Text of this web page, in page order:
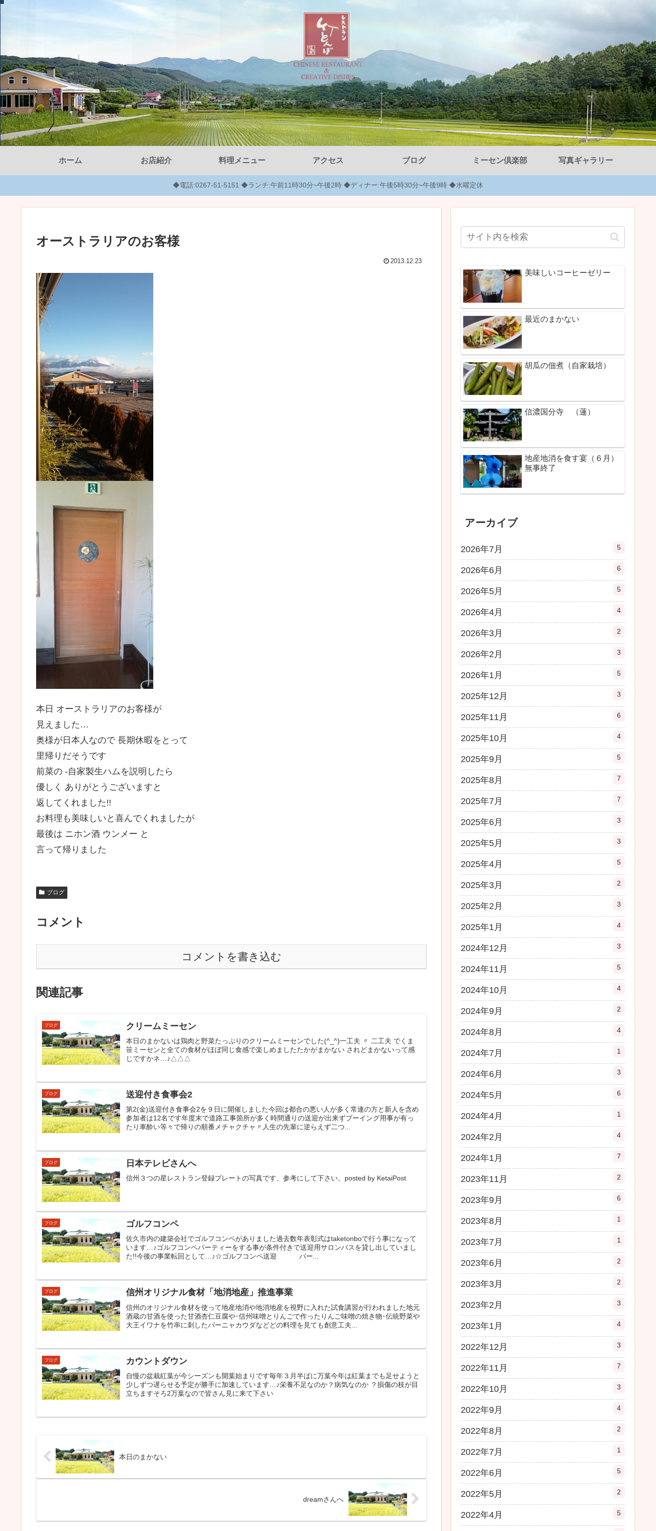
ホーム お店紹介 料理メニュー アクセス ブログ ミーセン倶楽部 写真ギャラリー
◆電話:0267-51-5151 ◆ランチ:午前11時30分~午後2時 ◆ディナー:午後5時30分~午後9時 ◆水曜定休
オーストラリアのお客様
2013.12.23
本日 オーストラリアのお客様が
見えました…
奥様が日本人なので 長期休暇をとって
里帰りだそうです
前菜の ‐自家製生ハムを説明したら
優しく ありがとうございますと
返してくれました!!
お料理も美味しいと喜んでくれましたが
最後は ニホン酒 ウンメー と
言って帰りました
ブログ
コメント
コメントを書き込む
関連記事
ブログ クリームミーセン
本日のまかないは鶏肉と野菜たっぷりのクリームミーセンでした(^_^)一工夫 〃 二工夫 でくま
笹ミーセンと全ての食材がほぼ同じ食感で楽しめましたたかがまかない されどまかないって感
じですかネ…♪△△△
ブログ 送迎付き食事会2
第2(金)送迎付き食事会2を９日に開催しました今回は都合の悪い人が多く常連の方と新人を含め
参加者は12名です年度末で道路工事箇所が多く時間通りの送迎が出来ずブーイング用事が有っ
たり車酔い等々で帰りの順番メチャクチャ〃人生の先輩に逆らえず二つ...
ブログ 日本テレビさんへ
信州３つの星レストラン登録プレートの写真です、参考にして下さい。posted by KetaiPost
ブログ ゴルフコンペ
佐久市内の建築会社でゴルフコンペがありました過去数年表彰式はtaketonboで行う事になって
います…♪ゴルフコンペパーティーをする事が条件付きで送迎用サロンバスを貸し出していまし
た!!今後の事業転回として…♪☆ゴルフコンペ送迎 パー...
ブログ 信州オリジナル食材「地消地産」推進事業
信州のオリジナル食材を使って地産地消や地消地産を視野に入れた試食講習が行われました地元
酒蔵の甘酒を使った甘酒杏仁豆腐や･信州味噌とりんごで作ったりんご味噌の焼き物･伝統野菜や
大王イワナを竹串に刺したバーニャカウダなどどの料理を見ても創意工夫...
ブログ カウントダウン
自慢の盆栽紅葉が今シーズンも開葉始まりです毎年３月半ばに万葉今年は紅葉までも足せようと
少しずつ遅らせる予定が勝手に加速しています…♪栄養不足なのか？病気なのか ？損傷の枝が目
立ちますそろ2万葉なので皆さん見に来て下さい
本日のまかない
dreamさんへ
美味しいコーヒーゼリー
最近のまかない
胡瓜の佃煮（自家栽培）
信濃国分寺 （蓮）
地産地消を食す宴（６月）
無事終了
アーカイブ
2026年7月 5
2026年6月 6
2026年5月 5
2026年4月 4
2026年3月 2
2026年2月 3
2026年1月 5
2025年12月 3
2025年11月 6
2025年10月 4
2025年9月 5
2025年8月 7
2025年7月 7
2025年6月 3
2025年5月 3
2025年4月 5
2025年3月 2
2025年2月 3
2025年1月 4
2024年12月 3
2024年11月 5
2024年10月 4
2024年9月 2
2024年8月 4
2024年7月 1
2024年6月 3
2024年5月 6
2024年4月 1
2024年2月 4
2024年1月 7
2023年11月 2
2023年9月 6
2023年8月 1
2023年7月 1
2023年6月 2
2023年3月 2
2023年2月 3
2023年1月 4
2022年12月 3
2022年11月 7
2022年10月 3
2022年9月 4
2022年8月 2
2022年7月 1
2022年6月 5
2022年5月 2
2022年4月 5